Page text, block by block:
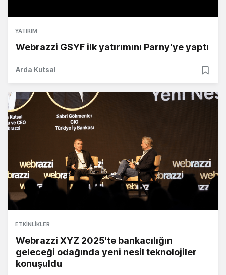
YATIRIM
Webrazzi GSYF ilk yatırımını Parny’ye yaptı
Arda Kutsal
ETKINLIKLER
Webrazzi XYZ 2025'te bankacılığın
geleceği odağında yeni nesil teknolojiler
konuşuldu